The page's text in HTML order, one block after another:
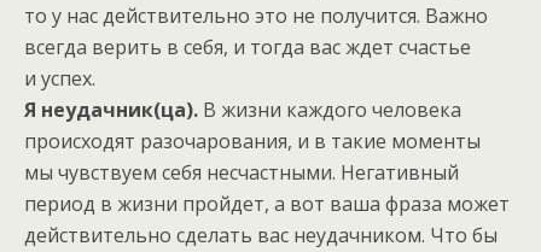
то у нас действительно это не получится. Важно
всегда верить в себя, и тогда вас ждет счастье
и успех.
Я неудачник(ца). В жизни каждого человека
происходят разочарования, и в такие моменты
мы чувствуем себя несчастными. Негативный
период в жизни пройдет, а вот ваша фраза может
действительно сделать вас неудачником. Что бы